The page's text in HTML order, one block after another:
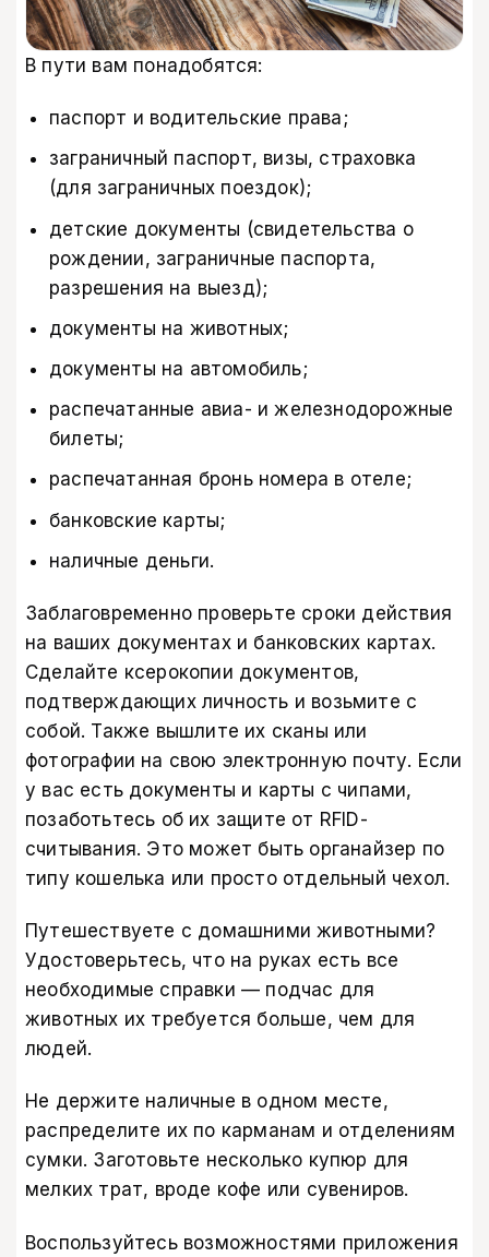
В пути вам понадобятся:
паспорт и водительские права;
заграничный паспорт, визы, страховка
(для заграничных поездок);
детские документы (свидетельства о
рождении, заграничные паспорта,
разрешения на выезд);
документы на животных;
документы на автомобиль;
распечатанные авиа- и железнодорожные
билеты;
распечатанная бронь номера в отеле;
банковские карты;
наличные деньги.
Заблаговременно проверьте сроки действия
на ваших документах и банковских картах.
Сделайте ксерокопии документов,
подтверждающих личность и возьмите с
собой. Также вышлите их сканы или
фотографии на свою электронную почту. Если
у вас есть документы и карты с чипами,
позаботьтесь об их защите от RFID-
считывания. Это может быть органайзер по
типу кошелька или просто отдельный чехол.
Путешествуете с домашними животными?
Удостоверьтесь, что на руках есть все
необходимые справки — подчас для
животных их требуется больше, чем для
людей.
Не держите наличные в одном месте,
распределите их по карманам и отделениям
сумки. Заготовьте несколько купюр для
мелких трат, вроде кофе или сувениров.
Воспользуйтесь возможностями приложения